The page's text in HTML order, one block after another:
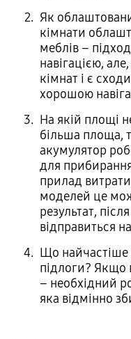
Як
кімнати
меблів –
навігацією,
кімнат і є
хорошою
На якій площі
більша площа,
акумулятор
для
прилад
моделей це
результат,
відправиться
Що найчастіше
підлоги? Якщо
– необхідний
яка відмінно